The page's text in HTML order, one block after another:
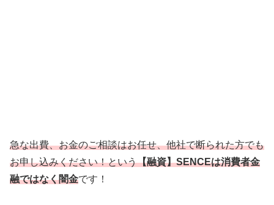
急な出費、お金のご相談はお任せ、他社で断られた方でも
お申し込みください！という【融資】SENCEは消費者金
融ではなく闇金です！